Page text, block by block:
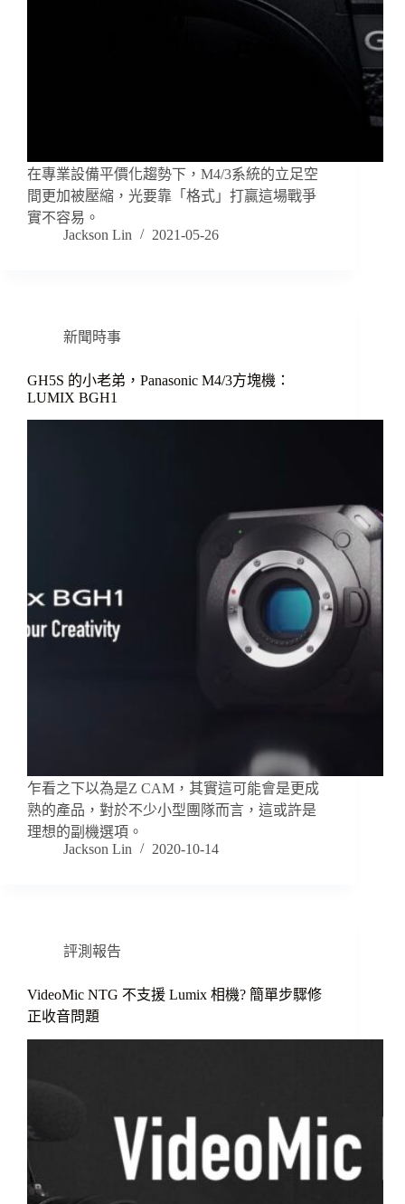
在專業設備平價化趨勢下，M4/3系統的立足空
間更加被壓縮，光要靠「格式」打贏這場戰爭
實不容易。
Jackson Lin
2021-05-26
新聞時事
GH5S 的小老弟，Panasonic M4/3方塊機：
LUMIX BGH1
乍看之下以為是Z CAM，其實這可能會是更成
熟的產品，對於不少小型團隊而言，這或許是
理想的副機選項。
Jackson Lin
2020-10-14
評測報告
VideoMic NTG 不支援 Lumix 相機? 簡單步驟修
正收音問題